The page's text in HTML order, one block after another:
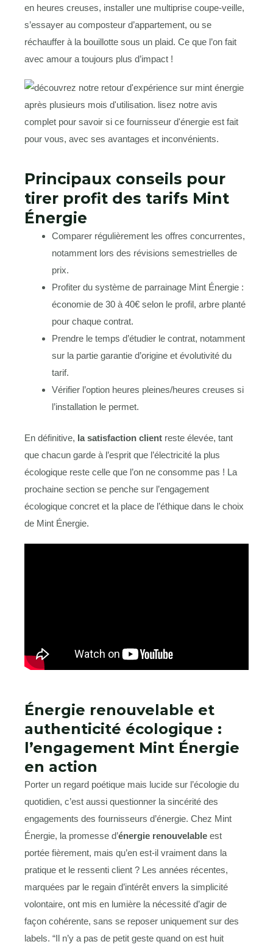
en heures creuses, installer une multiprise coupe-veille,
s’essayer au composteur d’appartement, ou se
réchauffer à la bouillotte sous un plaid. Ce que l’on fait
avec amour a toujours plus d’impact !
Principaux conseils pour
tirer profit des tarifs Mint
Énergie
Comparer régulièrement les offres concurrentes,
notamment lors des révisions semestrielles de
prix.
Profiter du système de parrainage Mint Énergie :
économie de 30 à 40€ selon le profil, arbre planté
pour chaque contrat.
Prendre le temps d’étudier le contrat, notamment
sur la partie garantie d’origine et évolutivité du
tarif.
Vérifier l’option heures pleines/heures creuses si
l’installation le permet.
En définitive, la satisfaction client reste élevée, tant
que chacun garde à l’esprit que l’électricité la plus
écologique reste celle que l’on ne consomme pas ! La
prochaine section se penche sur l’engagement
écologique concret et la place de l’éthique dans le choix
de Mint Énergie.
Énergie renouvelable et
authenticité écologique :
l’engagement Mint Énergie
en action
Porter un regard poétique mais lucide sur l’écologie du
quotidien, c’est aussi questionner la sincérité des
engagements des fournisseurs d’énergie. Chez Mint
Énergie, la promesse d’énergie renouvelable est
portée fièrement, mais qu’en est-il vraiment dans la
pratique et le ressenti client ? Les années récentes,
marquées par le regain d’intérêt envers la simplicité
volontaire, ont mis en lumière la nécessité d’agir de
façon cohérente, sans se reposer uniquement sur des
labels. “Il n’y a pas de petit geste quand on est huit